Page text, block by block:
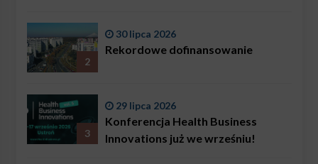
problemem są nie tylko choroby
2
30 lipca 2026
Rekordowe dofinansowanie
3
29 lipca 2026
Konferencja Health Business
Innovations już we wrześniu!